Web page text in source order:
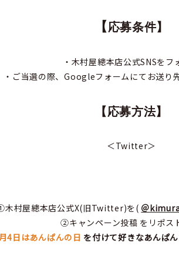
【 応募条件】
・木村屋總本店公式SNSをフ
・ご当選の際、Googleフォームにてお送り
【応募方法】
＜Twitter＞
村屋總本店公式X(旧Twitter)を( ＠
➁キャンペーン投稿 をリポス
4日はあんぱんの日 を付けて好きなあんぱ